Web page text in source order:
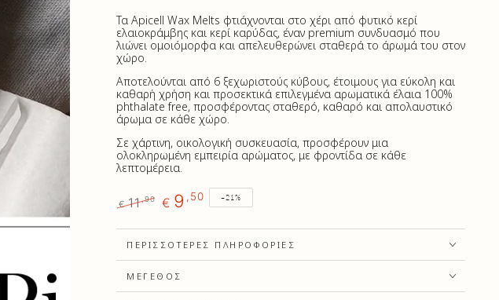
Τα Apicell Wax Melts φτιάχνονται στο χέρι από φυτικό κερί
ελαιοκράμβης και κερί καρύδας, έναν premium συνδυασμό που
λιώνει ομοιόμορφα και απελευθερώνει σταθερά το άρωμά του στον
χώρο.
Αποτελούνται από 6 ξεχωριστούς κύβους, έτοιμους για εύκολη και
καθαρή χρήση και προσεκτικά επιλεγμένα αρωματικά έλαια 100%
phthalate free, προσφέροντας σταθερό, καθαρό και απολαυστικό
άρωμα σε κάθε χώρο.
Σε χάρτινη, οικολογική συσκευασία, προσφέρουν μια
ολοκληρωμένη εμπειρία αρώματος, με φροντίδα σε κάθε
λεπτομέρεια.
τιμή
€11,90
έκπτωσης
€ 9 ,50 –21%
ΠΕΡΙΣΣΌΤΕΡΕΣ ΠΛΗΡΟΦΟΡΊΕΣ
ΜΈΓΕΘΟΣ